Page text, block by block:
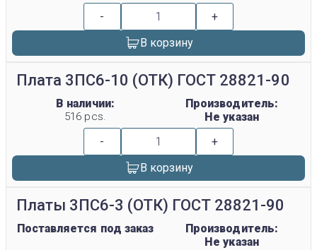
-
+
В корзину
Плата 3ПС6-10 (ОТК) ГОСТ 28821-90
В наличии:
516 pcs.
Производитель:
Не указан
-
+
В корзину
Платы 3ПС6-3 (ОТК) ГОСТ 28821-90
Поставляется под заказ
Производитель:
Не указан